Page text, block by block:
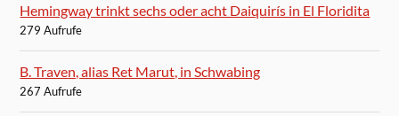
Hemingway trinkt sechs oder acht Daiquirís in El Floridita
279 Aufrufe
B. Traven, alias Ret Marut, in Schwabing
267 Aufrufe